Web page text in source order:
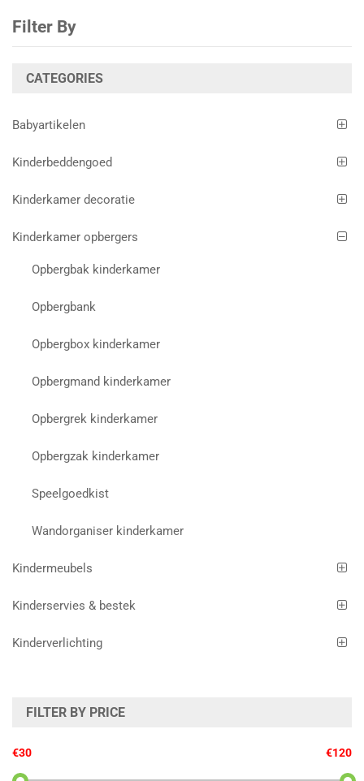
Filter By
CATEGORIES
Babyartikelen
Kinderbeddengoed
Kinderkamer decoratie
Kinderkamer opbergers
Opbergbak kinderkamer
Opbergbank
Opbergbox kinderkamer
Opbergmand kinderkamer
Opbergrek kinderkamer
Opbergzak kinderkamer
Speelgoedkist
Wandorganiser kinderkamer
Kindermeubels
Kinderservies & bestek
Kinderverlichting
FILTER BY PRICE
€30 €120